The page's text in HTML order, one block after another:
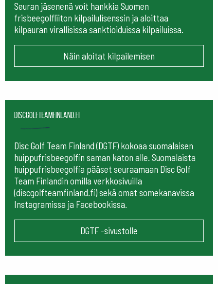
Seuran jäsenenä voit hankkia Suomen
frisbeegolfliiton kilpailulisenssin ja aloittaa
kilpauran virallisissa sanktioiduissa kilpailuissa.
Näin aloitat kilpailemisen
Discgolfteamfinland.fi
Disc Golf Team Finland (DGTF) kokoaa suomalaisen
huippufrisbeegolfin saman katon alle. Suomalaista
huippufrisbeegolfia pääset seuraamaan Disc Golf
Team Finlandin omilla verkkosivuilla
(discgolfteamfinland.fi) sekä omat somekanavissa
Instagramissa ja Facebookissa.
DGTF -sivustolle